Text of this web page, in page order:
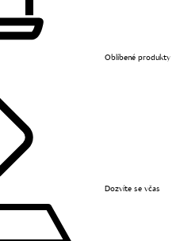
Oblíbené produkty
Dozvíte se včas